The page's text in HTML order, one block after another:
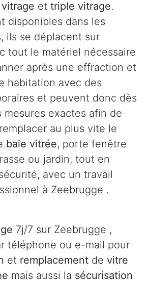
et triple vitrage.
disponibles dans les
ils se déplacent sur
tout le matériel nécessaire
après une effraction et
habitation avec des
et peuvent donc dès
mesures exactes afin de
au plus vite le
baie vitrée, porte fenêtre
ou jardin, tout en
avec un travail
à Zeebrugge .
7j/7 sur Zeebrugge ,
téléphone ou e-mail pour
et remplacement de vitre
mais aussi la sécurisation